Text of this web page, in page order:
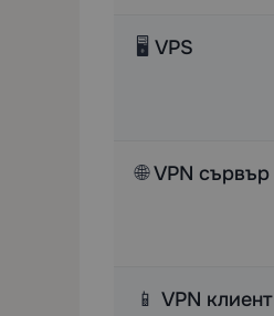
🖥️ VPS
🌐VPN сървър
📱 VPN клиент